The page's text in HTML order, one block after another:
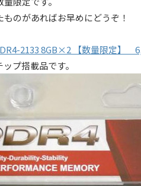
ものがあればお早めにどうぞ！
2133 8GB×2 【数量限定】
プ搭載品です。